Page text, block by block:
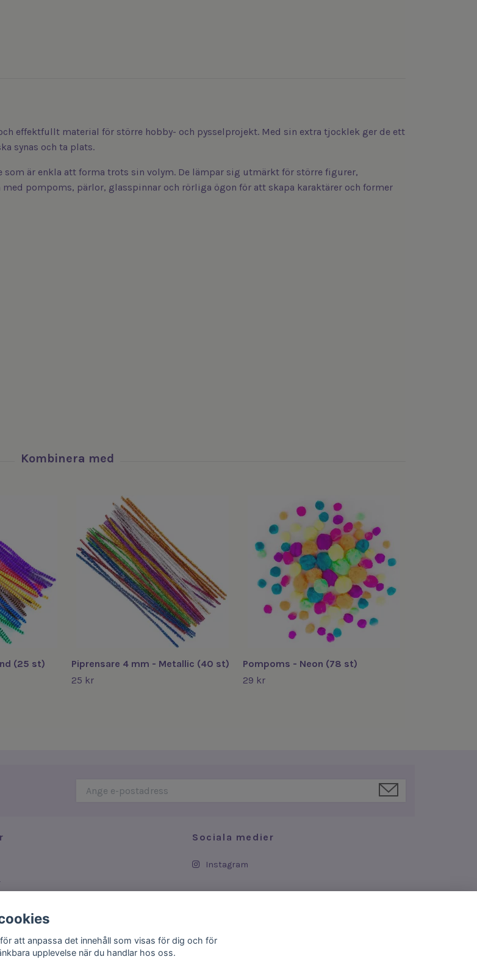
effektfullt material för större hobby- och pysselprojekt. Med sin extra tjocklek ger de ett
synas och ta plats.
är enkla att forma trots sin volym. De lämpar sig utmärkt för större figurer,
pompoms, pärlor, glasspinnar och rörliga ögon för att skapa karaktärer och former
(25 st)
Piprensare 4 mm - Metallic (40 st)
25 kr
Pompoms - Neon (78 st)
29 kr
Sociala medier
Instagram
att anpassa det innehåll som visas för dig och för
upplevelse när du handlar hos oss.